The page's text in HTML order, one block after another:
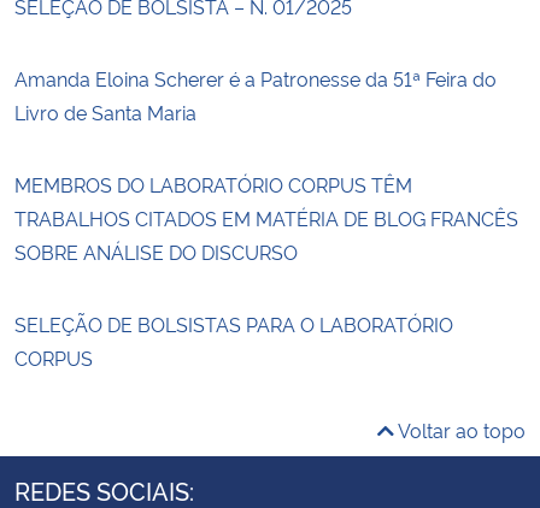
SELEÇÃO DE BOLSISTA – N. 01/2025
Amanda Eloina Scherer é a Patronesse da 51ª Feira do
Livro de Santa Maria
MEMBROS DO LABORATÓRIO CORPUS TÊM
TRABALHOS CITADOS EM MATÉRIA DE BLOG FRANCÊS
SOBRE ANÁLISE DO DISCURSO
SELEÇÃO DE BOLSISTAS PARA O LABORATÓRIO
CORPUS
Voltar ao topo
REDES SOCIAIS: